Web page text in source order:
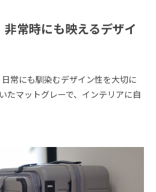
常時にも映えるデザイ
日常にも馴染むデザイン性を大切に
たマットグレーで、インテリアに自